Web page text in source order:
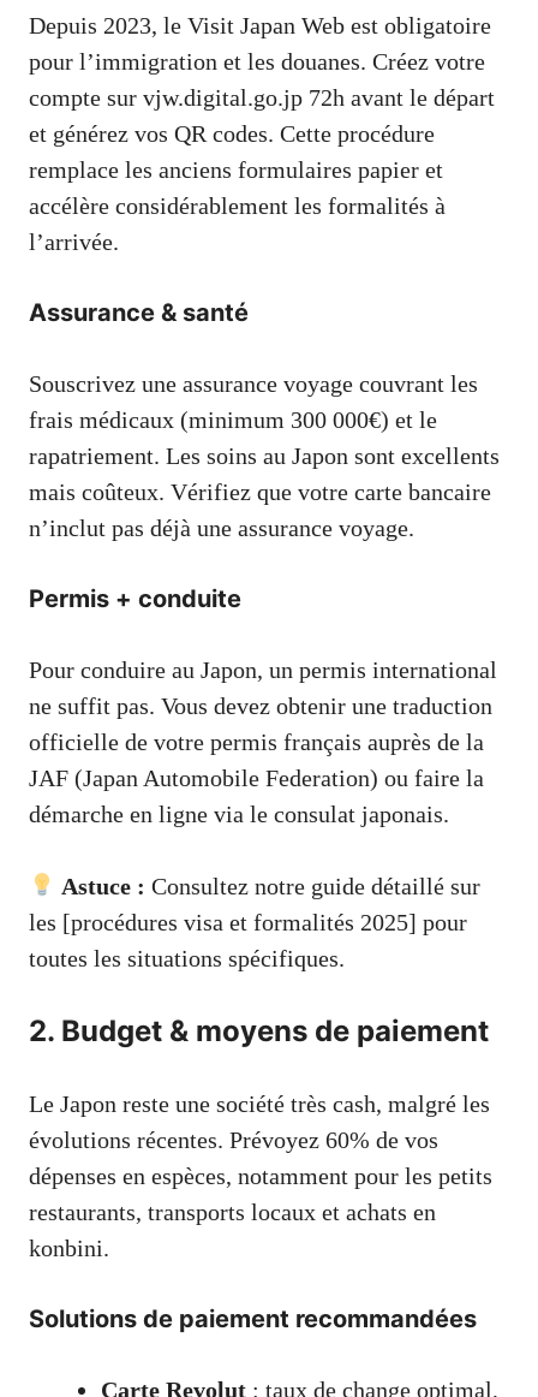
Depuis 2023, le Visit Japan Web est obligatoire
pour l’immigration et les douanes. Créez votre
compte sur vjw.digital.go.jp 72h avant le départ
et générez vos QR codes. Cette procédure
remplace les anciens formulaires papier et
accélère considérablement les formalités à
l’arrivée.
Assurance & santé
Souscrivez une assurance voyage couvrant les
frais médicaux (minimum 300 000€) et le
rapatriement. Les soins au Japon sont excellents
mais coûteux. Vérifiez que votre carte bancaire
n’inclut pas déjà une assurance voyage.
Permis + conduite
Pour conduire au Japon, un permis international
ne suffit pas. Vous devez obtenir une traduction
officielle de votre permis français auprès de la
JAF (Japan Automobile Federation) ou faire la
démarche en ligne via le consulat japonais.
Astuce : Consultez notre guide détaillé sur
les [procédures visa et formalités 2025] pour
toutes les situations spécifiques.
2. Budget & moyens de paiement
Le Japon reste une société très cash, malgré les
évolutions récentes. Prévoyez 60% de vos
dépenses en espèces, notamment pour les petits
restaurants, transports locaux et achats en
konbini.
Solutions de paiement recommandées
Carte Revolut : taux de change optimal,